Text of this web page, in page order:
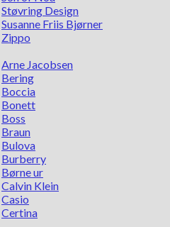
Støvring Design
Susanne Friis Bjørner
Zippo
Arne Jacobsen
Bering
Boccia
Bonett
Boss
Braun
Bulova
Burberry
Børne ur
Calvin Klein
Casio
Certina